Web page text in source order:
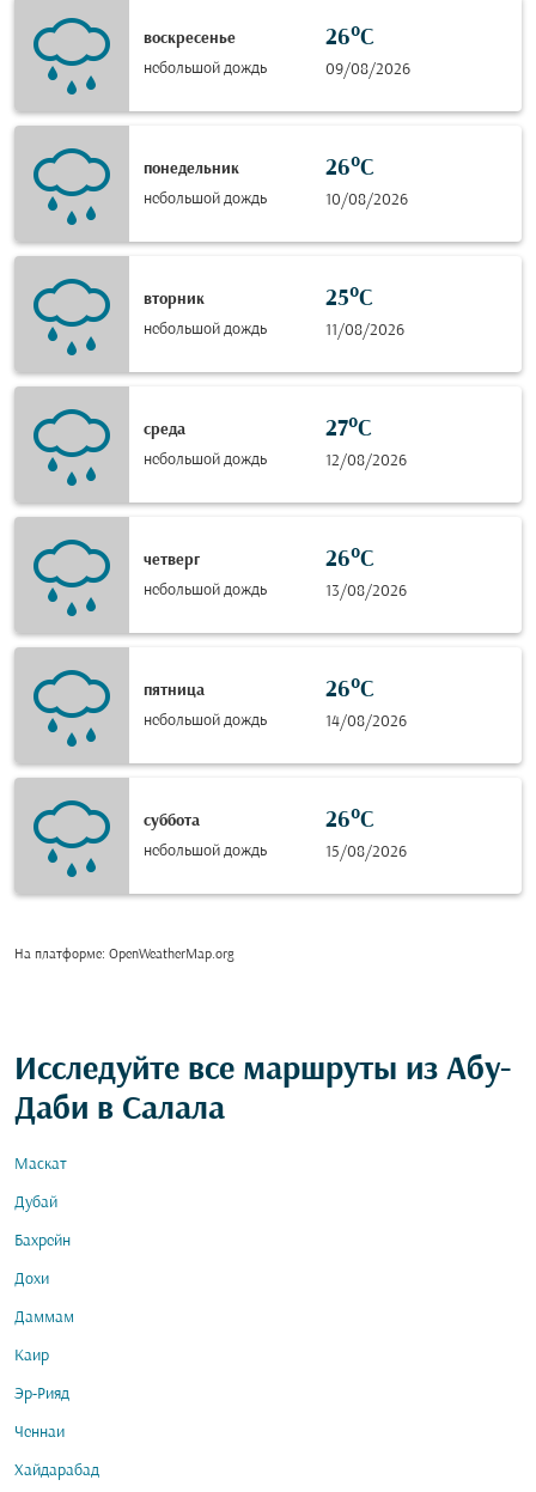
воскресенье
небольшой дождь
26°C
09/08/2026
понедельник
небольшой дождь
26°C
10/08/2026
вторник
небольшой дождь
25°C
11/08/2026
среда
небольшой дождь
27°C
12/08/2026
четверг
небольшой дождь
26°C
13/08/2026
пятница
небольшой дождь
26°C
14/08/2026
суббота
небольшой дождь
26°C
15/08/2026
На платформе: OpenWeatherMap.org
Исследуйте все маршруты из Абу-
Даби в Салала
Маскат
Дубай
Бахрейн
Дохи
Даммам
Каир
Эр-Рияд
Ченнаи
Хайдарабад